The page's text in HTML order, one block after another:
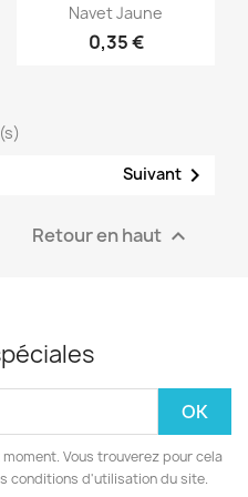
Aperçu rapide
Navet Jaune
0,35 €
Suivant 
Retour en haut 
Vous trouverez pour cela
conditions d'utilisation du site.